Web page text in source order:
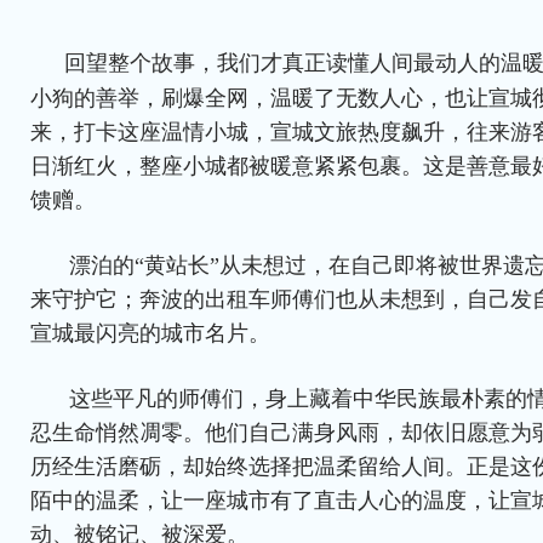
回望整个故事，我们才真正读懂人间最动人的温
小狗的善举，刷爆全网，温暖了无数人心，也让宣城
来，打卡这座温情小城，宣城文旅热度飙升，往来游
日渐红火，整座小城都被暖意紧紧包裹。这是善意
馈赠。
漂泊的“黄站长”从未想过，在自己即将被世界遗
来守护它；奔波的出租车师傅们也从未想到，自己发
宣城最闪亮的城市名片。
这些平凡的师傅们，身上藏着中华民族最朴素的
忍生命悄然凋零。他们自己满身风雨，却依旧愿意为
历经生活磨砺，却始终选择把温柔留给人间。正是
陌中的温柔，让一座城市有了直击人心的温度，让宣
动、被铭记、被深爱。